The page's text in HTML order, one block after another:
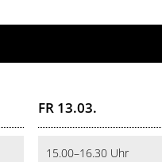
FR 13.03.
15.00–16.30 Uhr